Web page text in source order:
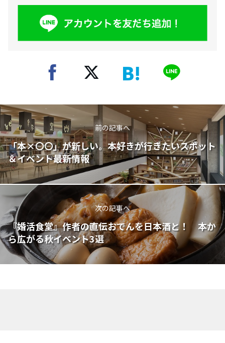
前の記事へ
「本×〇〇」が新しい。本好きが行きたいスポット
＆イベント最新情報
次の記事へ
『婚活食堂』作者の直伝おでんを日本酒と！ 本か
ら広がる秋イベント3選